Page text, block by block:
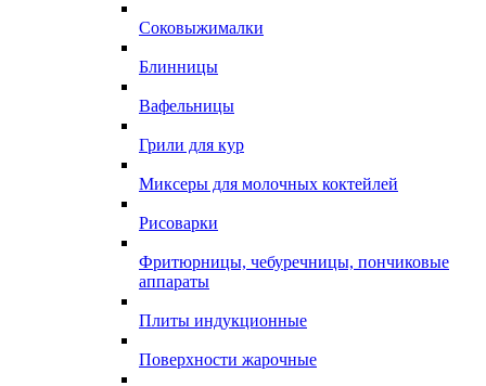
Соковыжималки
Блинницы
Вафельницы
Грили для кур
Миксеры для молочных коктейлей
Рисоварки
Фритюрницы, чебуречницы, пончиковые
аппараты
Плиты индукционные
Поверхности жарочные